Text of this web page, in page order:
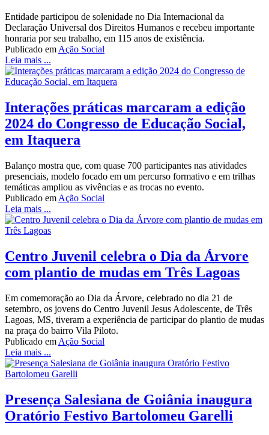
Entidade participou de solenidade no Dia Internacional da
Declaração Universal dos Direitos Humanos e recebeu importante
honraria por seu trabalho, em 115 anos de existência.
Publicado emAção Social
Leia mais ...
Interações práticas marcaram a edição
2024 do Congresso de Educação Social,
em Itaquera
Balanço mostra que, com quase 700 participantes nas atividades
presenciais, modelo focado em um percurso formativo e em trilhas
temáticas ampliou as vivências e as trocas no evento.
Publicado em Ação Social
Leia mais ...
Centro Juvenil celebra o Dia da Árvore
com plantio de mudas em Três Lagoas
Em comemoração ao Dia da Árvore, celebrado no dia 21 de
setembro, os jovens do Centro Juvenil Jesus Adolescente, de Três
Lagoas, MS, tiveram a experiência de participar do plantio de mudas
na praça do bairro Vila Piloto.
Publicado em Ação Social
Leia mais ...
Presença Salesiana de Goiânia inaugura
Oratório Festivo Bartolomeu Garelli